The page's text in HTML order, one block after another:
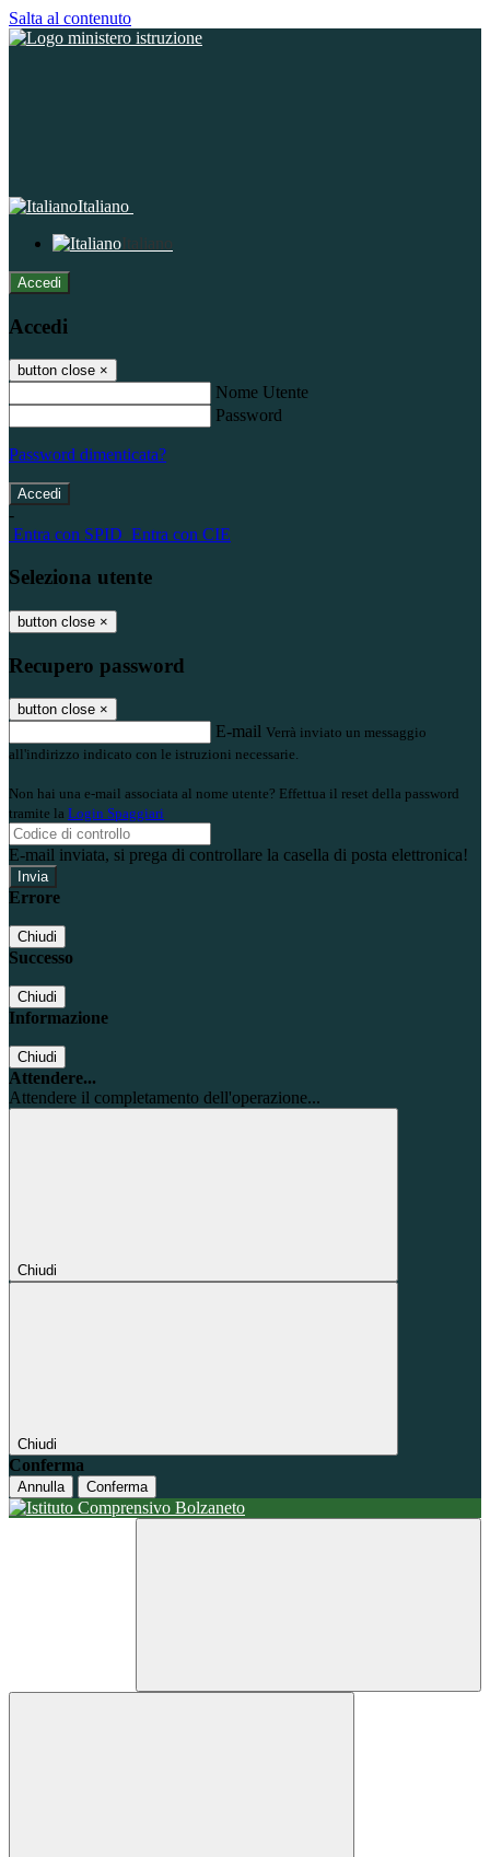
Salta al contenuto
Italiano
Italiano
Accedi
Accedi
button close ×
Nome Utente
Password
Password dimenticata?
-
Entra con SPID Entra con CIE
Seleziona utente
button close ×
Recupero password
button close ×
E-mail Verrà inviato un messaggio
all'indirizzo indicato con le istruzioni necessarie.
Non hai una e-mail associata al nome utente? Effettua il reset della password
tramite la Login Spaggiari
E-mail inviata, si prega di controllare la casella di posta elettronica!
Errore
Chiudi
Successo
Chiudi
Informazione
Chiudi
Attendere...
Attendere il completamento dell'operazione...
Chiudi
Chiudi
Conferma
Annulla Conferma